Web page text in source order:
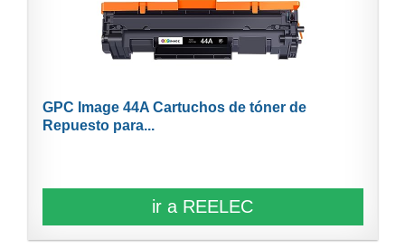
GPC Image 44A Cartuchos de tóner de
Repuesto para...
ir a REELEC